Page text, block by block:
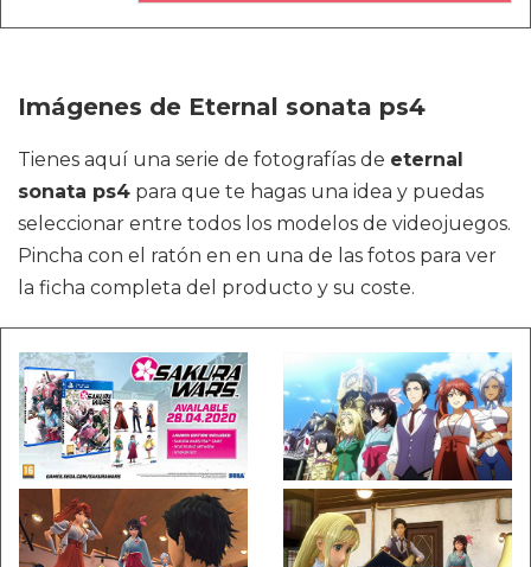
Imágenes de Eternal sonata ps4
Tienes aquí una serie de fotografías de eternal
sonata ps4 para que te hagas una idea y puedas
seleccionar entre todos los modelos de videojuegos.
Pincha con el ratón en en una de las fotos para ver
la ficha completa del producto y su coste.